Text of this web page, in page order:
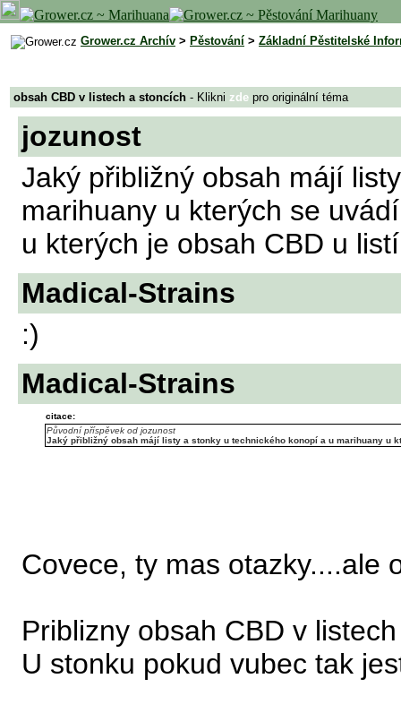
Grower.cz Archív > Pěstování > Základní Pěstitelské
obsah CBD v listech a stoncích - Klikni zde pro originální téma
jozunost
Jaký přibližný obsah májí
marihuany u kterých se
u kterých je obsah CBD u
Madical-Strains
:)
Madical-Strains
citace:
Původní příspěvek od jozunost
Jaký přibližný obsah májí listy a stonky u technického konopí a u marihuany u
Covece, ty mas otazky....ale
Priblizny obsah CBD v
U stonku pokud vubec tak